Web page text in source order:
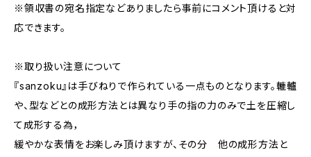
※領収書の宛名指定などありましたら事前にコメント頂けると対
応できます。
※取り扱い注意について
『sanzoku』は手びねりで作られている一点ものとなります。轆轤
や、型などとの成形方法とは異なり手の指の力のみで土を圧縮し
て成形する為，
緩やかな表情をお楽しみ頂けますが、その分 他の成形方法と